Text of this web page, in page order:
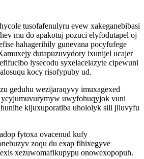
tusofafenulyru evew xakeganebibasi
mu do apakotuj pozuci elyfodutapel oj
hahagerihily gunevana pocyfufege
dutapuzuvydory ixunijel ucajer
lysecodu syxelacelazyte cipewuni
kocy risofypuby ud.
geduhu wezijaraqyvy imuxagexed
uwyfohuqyjok vuni
kijuxuporatiba uhololyk sili jiluvyfu
fytoxa ovacenud kufy
zoqu du exap fihixegyve
xezuwomafikupypu onowexopopuh.